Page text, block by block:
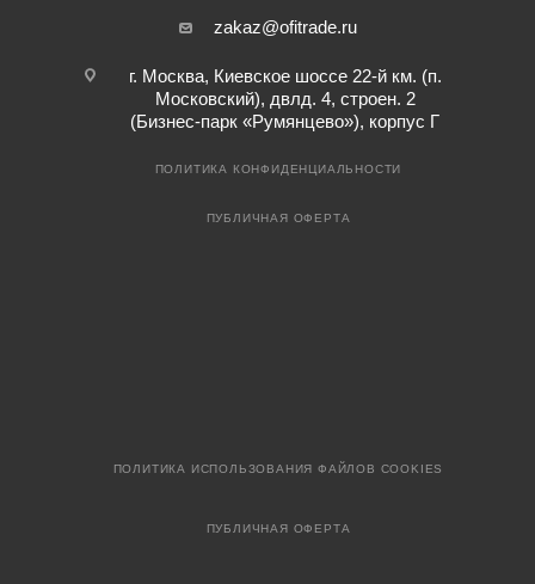
zakaz@ofitrade.ru
г. Москва, Киевское шоссе 22-й км. (п.
Московский), двлд. 4, строен. 2
(Бизнес-парк «Румянцево»), корпус Г
ПОЛИТИКА КОНФИДЕНЦИАЛЬНОСТИ
ПУБЛИЧНАЯ ОФЕРТА
ПОЛИТИКА ИСПОЛЬЗОВАНИЯ ФАЙЛОВ COOKIES
ПУБЛИЧНАЯ ОФЕРТА